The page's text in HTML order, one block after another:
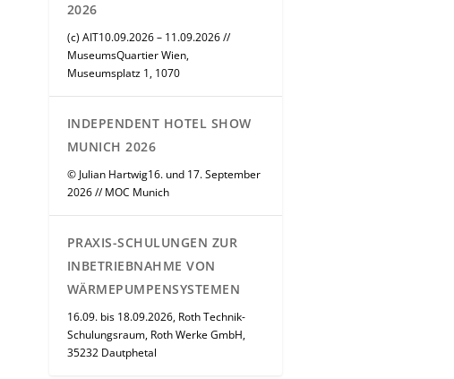
2026
(c) AIT10.09.2026 – 11.09.2026 //
MuseumsQuartier Wien,
Museumsplatz 1, 1070
INDEPENDENT HOTEL SHOW
MUNICH 2026
© Julian Hartwig16. und 17. September
2026 // MOC Munich
PRAXIS-SCHULUNGEN ZUR
INBETRIEBNAHME VON
WÄRMEPUMPENSYSTEMEN
16.09. bis 18.09.2026, Roth Technik-
Schulungsraum, Roth Werke GmbH,
35232 Dautphetal